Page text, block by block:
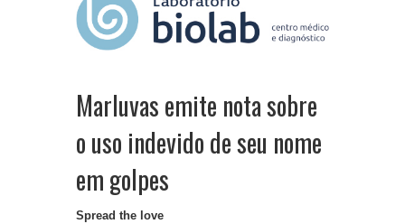
Marluvas emite nota sobre
o uso indevido de seu nome
em golpes
Spread the love